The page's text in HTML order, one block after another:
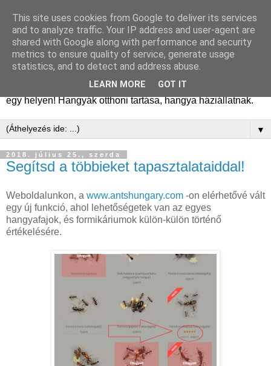
Hangyafarm
Hangyatartás gyakorlati tapasztalatok, hangyafarm
alapítástól a kifejlett kolóniákig. Tanácsok, megfigyelések,
kolóniatörténetek, fajismertetők. A hangyászásról minden
egy helyen! Hangyák otthoni tartása, hangya háziállatnak.
▼
2018. július 25., szerda
Segítsd a többieket tapasztalataiddal!
Weboldalunkon, a www.antshungary.com -on elérhetővé vált
egy új funkció, ahol lehetőségetek van az egyes
hangyafajok, és formikáriumok külön-külön történő
értékelésére.
This site uses cookies from Google to deliver its services
and to analyze traffic. Your IP address and user-agent are
shared with Google along with performance and security
metrics to ensure quality of service, generate usage
statistics, and to detect and address abuse.
LEARN MORE GOT IT